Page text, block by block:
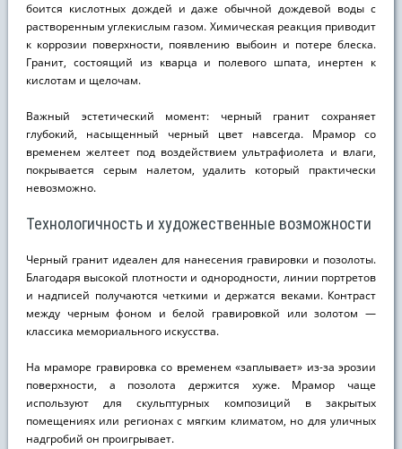
боится кислотных дождей и даже обычной дождевой воды с
растворенным углекислым газом. Химическая реакция приводит
к коррозии поверхности, появлению выбоин и потере блеска.
Гранит, состоящий из кварца и полевого шпата, инертен к
кислотам и щелочам.
Важный эстетический момент: черный гранит сохраняет
глубокий, насыщенный черный цвет навсегда. Мрамор со
временем желтеет под воздействием ультрафиолета и влаги,
покрывается серым налетом, удалить который практически
невозможно.
Технологичность и художественные возможности
Черный гранит идеален для нанесения гравировки и позолоты.
Благодаря высокой плотности и однородности, линии портретов
и надписей получаются четкими и держатся веками. Контраст
между черным фоном и белой гравировкой или золотом —
классика мемориального искусства.
На мраморе гравировка со временем «заплывает» из-за эрозии
поверхности, а позолота держится хуже. Мрамор чаще
используют для скульптурных композиций в закрытых
помещениях или регионах с мягким климатом, но для уличных
надгробий он проигрывает.